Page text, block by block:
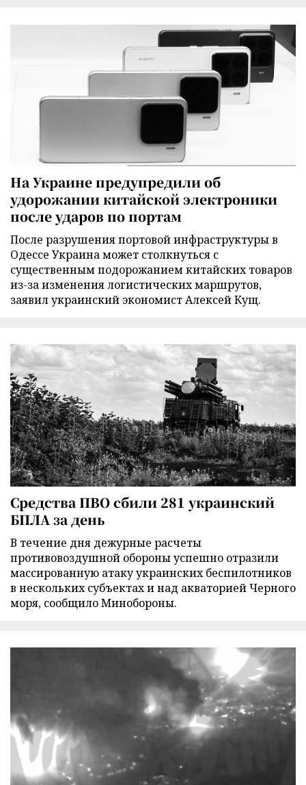
На Украине предупредили об
удорожании китайской электроники
после ударов по портам
После разрушения портовой инфраструктуры в
Одессе Украина может столкнуться с
существенным подорожанием китайских товаров
из-за изменения логистических маршрутов,
заявил украинский экономист Алексей Кущ.
Средства ПВО сбили 281 украинский
БПЛА за день
В течение дня дежурные расчеты
противовоздушной обороны успешно отразили
массированную атаку украинских беспилотников
в нескольких субъектах и над акваторией Черного
моря, сообщило Минобороны.